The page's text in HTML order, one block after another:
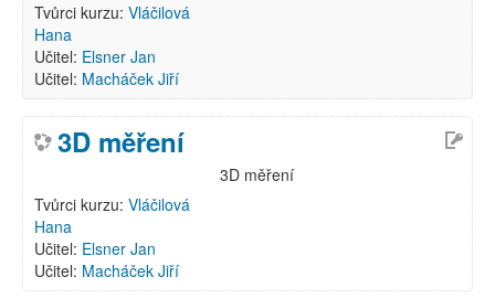
Tvůrci kurzu: Vláčilová
Hana
Učitel: Elsner Jan
Učitel: Macháček Jiří
3D měření
3D měření
Tvůrci kurzu: Vláčilová
Hana
Učitel: Elsner Jan
Učitel: Macháček Jiří